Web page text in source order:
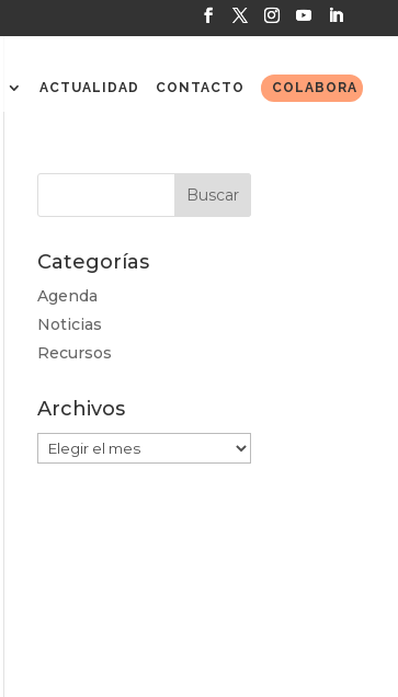
ACTUALIDAD CONTACTO COLABORA
Categorías
Agenda
Noticias
Recursos
Archivos
Archivos